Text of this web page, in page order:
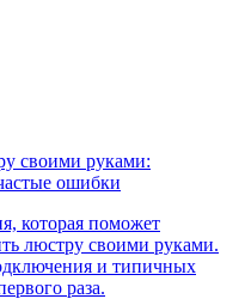
своими руками:
ошибки
которая поможет
люстру своими руками.
и типичных
раза.